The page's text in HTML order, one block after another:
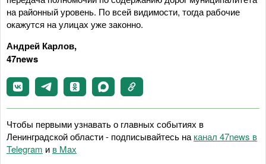
на районный уровень. По всей видимости, тогда рабочие
окажутся на улицах уже законно.
Андрей Карлов,
47news
Чтобы первыми узнавать о главных событиях в
Ленинградской области - подписывайтесь на канал 47news в
Telegram и в Maх